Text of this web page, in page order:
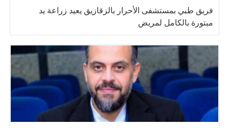
فريق طبي بمستشفى الأحرار بالزقازيق يعيد زراعة يد
مبتورة بالكامل لمريض